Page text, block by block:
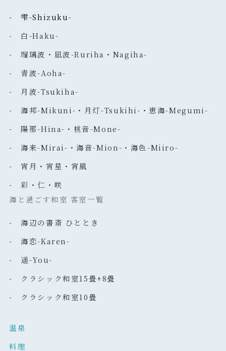
- 雫-Shizuku-
- 白-Haku-
- 瑠璃波・凪波-Ruriha・Nagiha-
- 青波-Aoha-
- 月波-Tsukiha-
- 海邦-Mikuni-・月灯-Tsukihi-・恵海-Megumi-
- 陽那-Hina-・桃音-Mone-
- 海来-Mirai-・海音-Mion-・海色-Miiro-
- 宵月・宵星・宵風
- 彩・仁・咲
海と過ごす和室 客室一覧
- 海辺の書斎 ひととき
- 海恋-Karen-
- 遥-You-
- クラシック和室15畳+8畳
- クラシック和室10畳
温泉
料理